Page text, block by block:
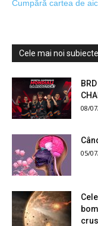
Cumpără cartea de
Cele mai noi subiecte
08/
05/